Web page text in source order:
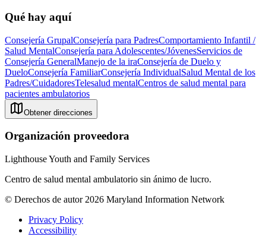
Qué hay aquí
Consejería GrupalConsejería para PadresComportamiento Infantil /
Salud MentalConsejería para Adolescentes/JóvenesServicios de
Consejería GeneralManejo de la iraConsejería de Duelo y
DueloConsejería FamiliarConsejería IndividualSalud Mental de los
Padres/CuidadoresTelesalud mentalCentros de salud mental para
pacientes ambulatorios
Obtener direcciones
Organización proveedora
Lighthouse Youth and Family Services
Centro de salud mental ambulatorio sin ánimo de lucro.
© Derechos de autor 2026 Maryland Information Network
Privacy Policy
Accessibility